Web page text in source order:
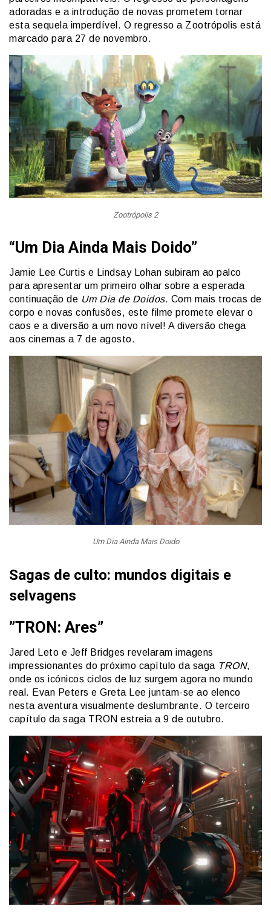
adoradas e a introdução de novas prometem tornar
esta sequela imperdível. O regresso a Zootrópolis está
marcado para 27 de novembro.
Zootrópolis 2
“Um Dia Ainda Mais Doido”
Jamie Lee Curtis e Lindsay Lohan subiram ao palco
para apresentar um primeiro olhar sobre a esperada
continuação de Um Dia de Doidos. Com mais trocas de
corpo e novas confusões, este filme promete elevar o
caos e a diversão a um novo nível! A diversão chega
aos cinemas a 7 de agosto.
Um Dia Ainda Mais Doido
Sagas de culto: mundos digitais e
selvagens
”TRON: Ares”
Jared Leto e Jeff Bridges revelaram imagens
impressionantes do próximo capítulo da saga TRON,
onde os icónicos ciclos de luz surgem agora no mundo
real. Evan Peters e Greta Lee juntam-se ao elenco
nesta aventura visualmente deslumbrante. O terceiro
capítulo da saga TRON estreia a 9 de outubro.